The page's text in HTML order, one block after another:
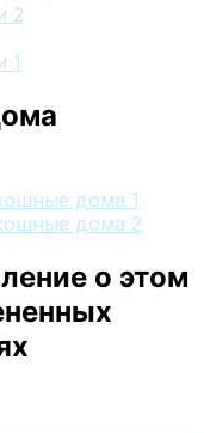
о этом